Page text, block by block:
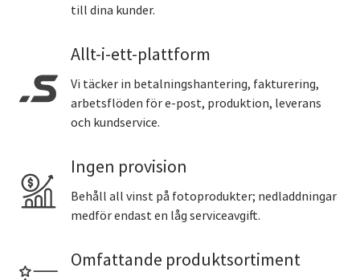
till dina kunder.
Allt-i-ett-plattform
Vi täcker in betalningshantering, fakturering,
arbetsflöden för e-post, produktion, leverans
och kundservice.
Ingen provision
Behåll all vinst på fotoprodukter; nedladdningar
medför endast en låg serviceavgift.
Omfattande produktsortiment